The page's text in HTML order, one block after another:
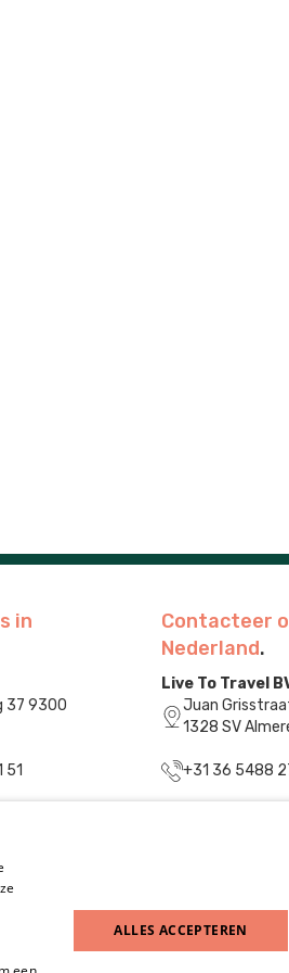
in
37 9300
51
Contacteer
Nederland.
Live To Travel
Juan
1328 SV
+31 36 5488
ALLES ACCEPTEREN